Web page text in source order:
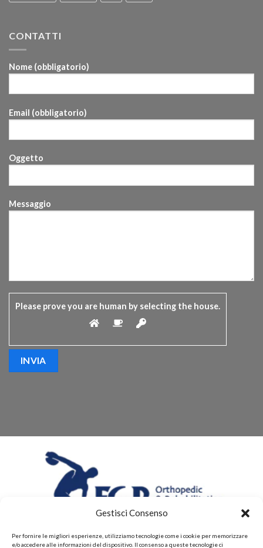
Gestisci Consenso
Per fornire le migliori esperienze, utilizziamo tecnologie come i cookie per memorizzare
e/o accedere alle informazioni del dispositivo. Il consenso a queste tecnologie ci
CONTATTI
Nome (obbligatorio)
Email (obbligatorio)
Oggetto
Messaggio
Please prove you are human by selecting the house.